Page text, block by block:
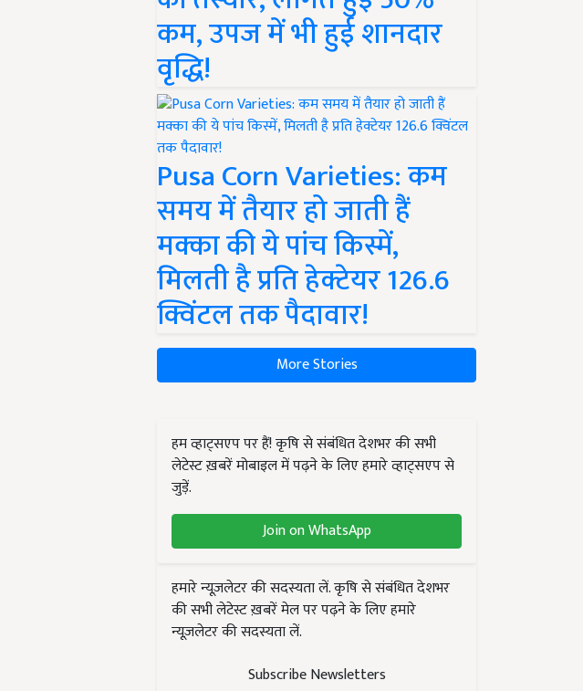
कम, उपज में भी हुई शानदार
वृद्धि!
Pusa Corn Varieties: कम
समय में तैयार हो जाती हैं
मक्का की ये पांच किस्में,
मिलती है प्रति हेक्टेयर 126.6
क्विंटल तक पैदावार!
More Stories
हम व्हाट्सएप पर हैं! कृषि से संबंधित देशभर की सभी
लेटेस्ट ख़बरें मोबाइल में पढ़ने के लिए हमारे व्हाट्सएप से
जुड़ें.
Join on WhatsApp
हमारे न्यूज़लेटर की सदस्यता लें. कृषि से संबंधित देशभर
की सभी लेटेस्ट ख़बरें मेल पर पढ़ने के लिए हमारे
न्यूज़लेटर की सदस्यता लें.
Subscribe Newsletters